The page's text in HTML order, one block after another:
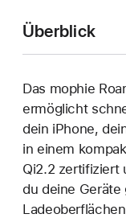
Überblick
Das mophie
ermöglicht
dein iPhone,
in einem
Qi2.2 zertifiziert
du deine